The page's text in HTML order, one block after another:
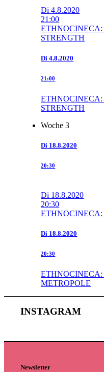
Di 4.8.2020
21:00
ETHNOCINECA:
STRENGTH
Di 4.8.2020
21:00
ETHNOCINECA:
STRENGTH
Woche 3
Di 18.8.2020
20:30
Di 18.8.2020
20:30
ETHNOCINECA:
Di 18.8.2020
20:30
ETHNOCINECA:
METROPOLE
INSTAGRAM
Newsletter